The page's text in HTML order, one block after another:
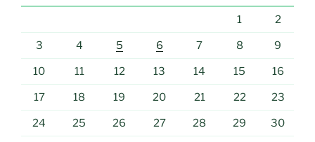
1 2
3 4 5 6 7 8 9
10 11 12 13 14 15 16
17 18 19 20 21 22 23
24 25 26 27 28 29 30